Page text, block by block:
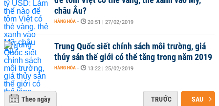
châu Âu?
HÀNG HÓA - 20:51 | 27/02/2019
Trung Quốc siết chính sách môi trường, giá
thủy sản thế giới có thể tăng trong năm 2019
HÀNG HÓA - 13:22 | 25/02/2019
Theo ngày TRƯỚC SAU